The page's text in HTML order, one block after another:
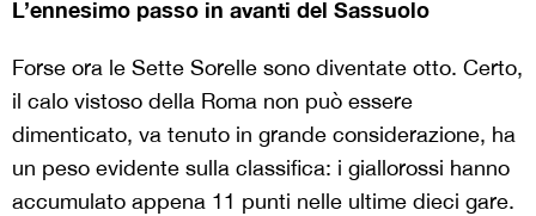
L’ennesimo passo in avanti del Sassuolo
Forse ora le Sette Sorelle sono diventate otto. Certo,
il calo vistoso della Roma non può essere
dimenticato, va tenuto in grande considerazione, ha
un peso evidente sulla classifica: i giallorossi hanno
accumulato appena 11 punti nelle ultime dieci gare.